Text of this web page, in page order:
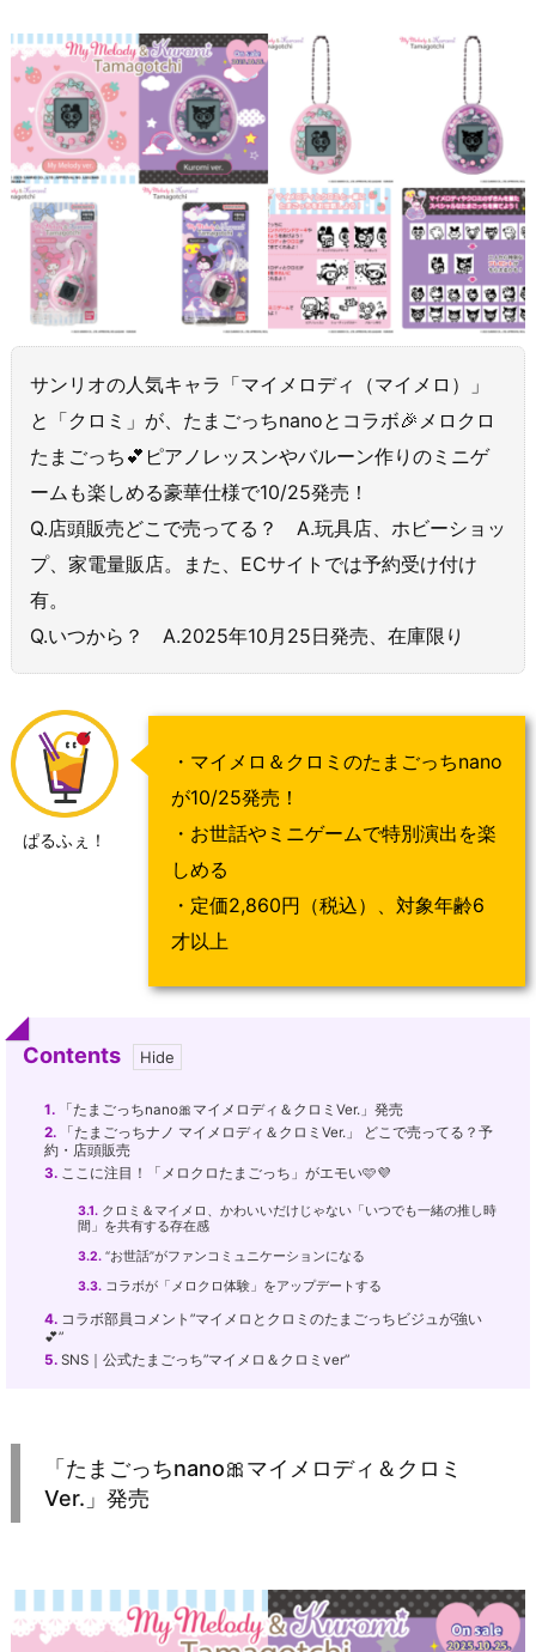
サンリオの人気キャラ「マイメロディ（マイメロ）」
と「クロミ」が、たまごっちnanoとコラボ🎉メロクロ
たまごっち💕ピアノレッスンやバルーン作りのミニゲ
ームも楽しめる豪華仕様で10/25発売！
Q.店頭販売どこで売ってる？ A.玩具店、ホビーショッ
プ、家電量販店。また、ECサイトでは予約受け付け
有。
Q.いつから？ A.2025年10月25日発売、在庫限り
ぱるふぇ！
・マイメロ＆クロミのたまごっちnano
が10/25発売！
・お世話やミニゲームで特別演出を楽
しめる
・定価2,860円（税込）、対象年齢6
才以上
Contents
1. 「たまごっちnano🎀マイメロディ＆クロミVer.」発売
2. 「たまごっちナノ マイメロディ＆クロミVer.」 どこで売ってる？予
約・店頭販売
3. ここに注目！「メロクロたまごっち」がエモい🩷💜
3.1. クロミ＆マイメロ、かわいいだけじゃない「いつでも一緒の推し時
間」を共有する存在感
3.2. “お世話”がファンコミュニケーションになる
3.3. コラボが「メロクロ体験」をアップデートする
4. コラボ部員コメント”マイメロとクロミのたまごっちビジュが強い
💕”
5. SNS｜公式たまごっち”マイメロ＆クロミver”
「たまごっちnano🎀マイメロディ＆クロミ
Ver.」発売